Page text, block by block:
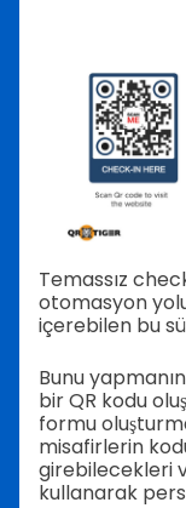
Temassız
otomasyon
içerebilen bu
Bunu
bir QR kodu
formu
misafirlerin
girebilecekleri
kullanarak